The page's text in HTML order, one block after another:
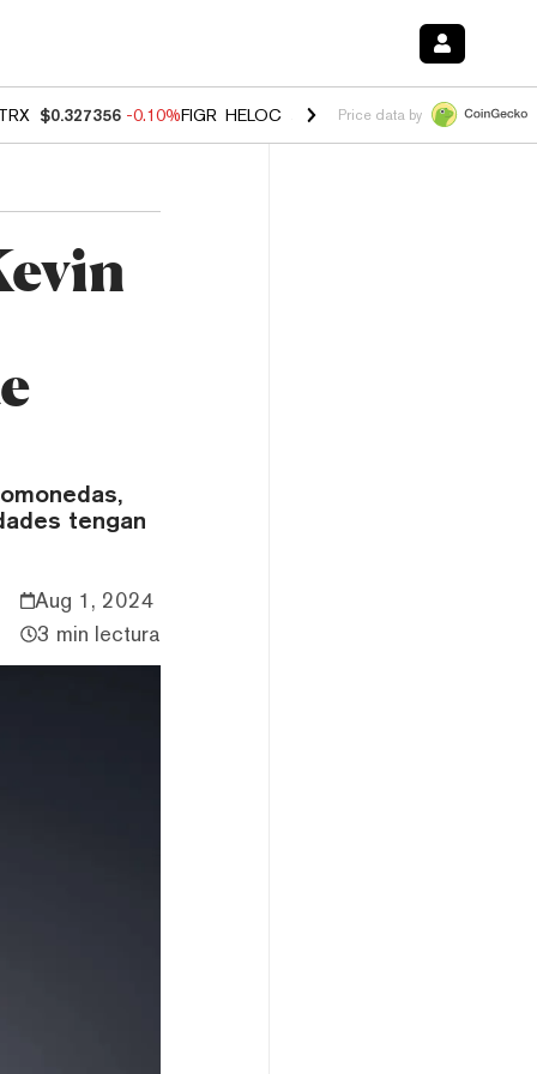
TRX $0.327356 -0.10%FIGR_HELOC $1.023 -1.20%HYPE $54.25 -
Price data by
tengan
Aug 1, 2024
3 min lectura